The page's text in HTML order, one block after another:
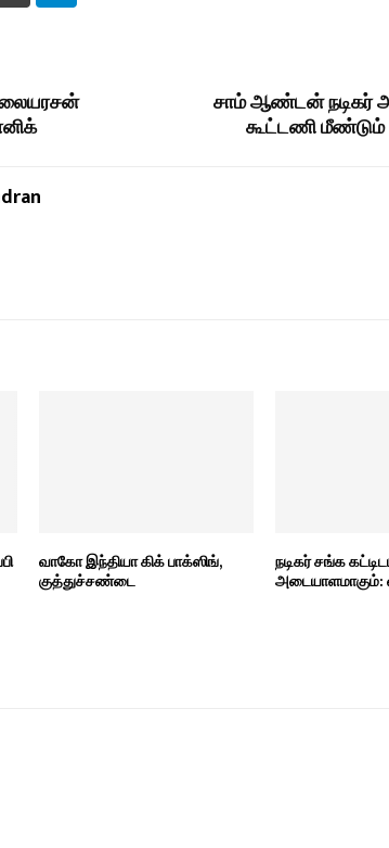
கலையரசன் சாம் ஆண்டன் நடிகர்
கூட்டணி
வாகோ இந்தியா கிக் பாக்ஸிங்,
குத்துச்சண்டை
நடிகர் சங்க
அடையாளமாகும்: